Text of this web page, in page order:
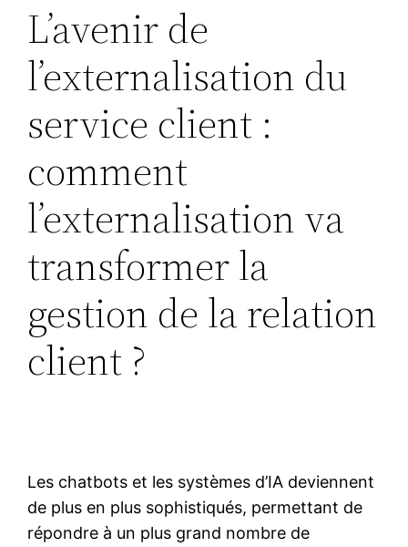
L’avenir de
l’externalisation du
service client :
comment
l’externalisation va
transformer la
gestion de la relation
client ?
Les chatbots et les systèmes d’IA deviennent
de plus en plus sophistiqués, permettant de
répondre à un plus grand nombre de